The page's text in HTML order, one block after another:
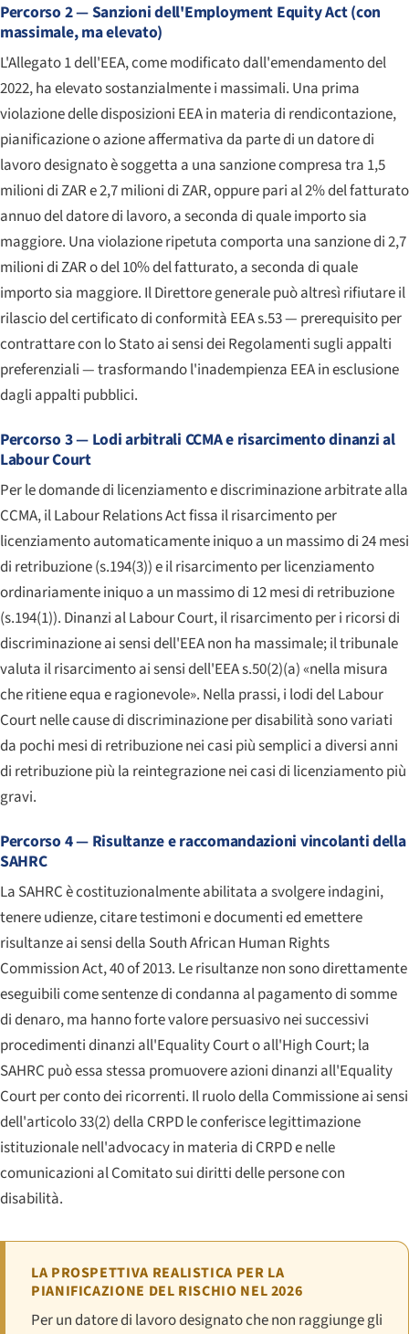
Percorso 2 — Sanzioni dell'Employment Equity Act(con
massimale, ma elevato)
L'Allegato 1 dell'EEA, come modificato dall'emendamento del
2022, ha elevato sostanzialmente i massimali. Una prima
violazione delle disposizioni EEA in materia di rendicontazione,
pianificazione o azione affermativa da parte di un datore di
lavoro designato è soggetta a una sanzione compresa tra 1,5
milioni di ZAR e 2,7 milioni di ZAR, oppure pari al 2% del fatturato
annuo del datore di lavoro, a seconda di quale importo sia
maggiore. Una violazione ripetuta comporta una sanzione di 2,7
milioni di ZAR o del 10% del fatturato, a seconda di quale
importo sia maggiore. Il Direttore generale può altresì rifiutare il
rilascio del certificato di conformità EEA s.53 — prerequisito per
contrattare con lo Stato ai sensi dei Regolamenti sugli appalti
preferenziali — trasformando l'inadempienza EEA in esclusione
dagli appalti pubblici.
Percorso 3 — Lodi arbitrali CCMA e risarcimento dinanzi al
Labour Court
Per le domande di licenziamento e discriminazione arbitrate alla
CCMA, ilLabour Relations Actfissa il risarcimento per
licenziamento automaticamente iniquo a un massimo di 24 mesi
di retribuzione (s.194(3)) e il risarcimento per licenziamento
ordinariamente iniquo a un massimo di 12 mesi di retribuzione
(s.194(1)). Dinanzi alLabour Court, il risarcimento per i ricorsi di
discriminazione ai sensi dell'EEA non ha massimale; il tribunale
valuta il risarcimento ai sensi dell'EEA s.50(2)(a) «nella misura
che ritiene equa e ragionevole». Nella prassi, i lodi delLabour
Courtnelle cause di discriminazione per disabilità sono variati
da pochi mesi di retribuzione nei casi più semplici a diversi anni
di retribuzione più la reintegrazione nei casi di licenziamento più
gravi.
Percorso 4 — Risultanze e raccomandazioni vincolanti della
SAHRC
La SAHRC è costituzionalmente abilitata a svolgere indagini,
tenere udienze, citare testimoni e documenti ed emettere
risultanze ai sensi della South African Human Rights
Commission Act, 40 of 2013. Le risultanze non sono direttamente
eseguibili come sentenze di condanna al pagamento di somme
di denaro, ma hanno forte valore persuasivo nei successivi
procedimenti dinanzi all'Equality Courto all'High Court; la
SAHRC può essa stessa promuovere azioni dinanzi all'Equality
Courtper conto dei ricorrenti. Il ruolo della Commissione ai sensi
dell'articolo 33(2) della CRPD le conferisce legittimazione
istituzionale nell'advocacy in materia di CRPD e nelle
comunicazioni al Comitato sui diritti delle persone con
disabilità.
LA PROSPETTIVA REALISTICA PER LA
PIANIFICAZIONE DEL RISCHIO NEL 2026
Per un datore di lavoro designato che non raggiunge gli